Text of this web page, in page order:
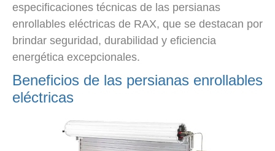
especificaciones técnicas de las persianas
enrollables eléctricas de RAX, que se destacan por
brindar seguridad, durabilidad y eficiencia
energética excepcionales.
Beneficios de las persianas enrollables
eléctricas